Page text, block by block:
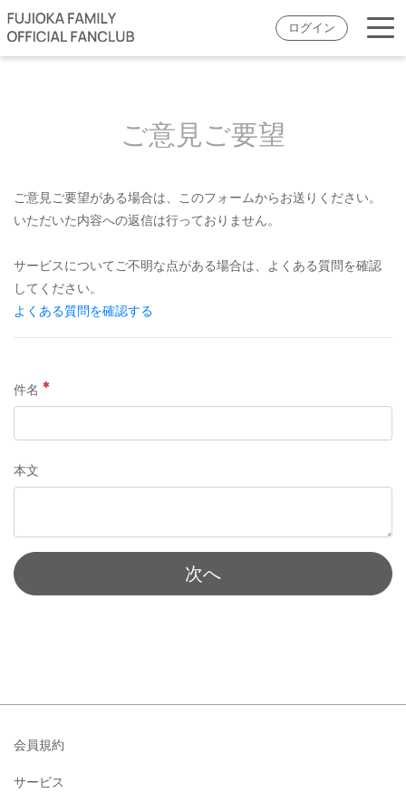
ログイン
ご意見ご要望
ご意見ご要望がある場合は、このフォームからお送りください。
いただいた内容への返信は行っておりません。
サービスについてご不明な点がある場合は、よくある質問を確認
してください。
よくある質問を確認する
件名
本文
次へ
会員規約
サービス